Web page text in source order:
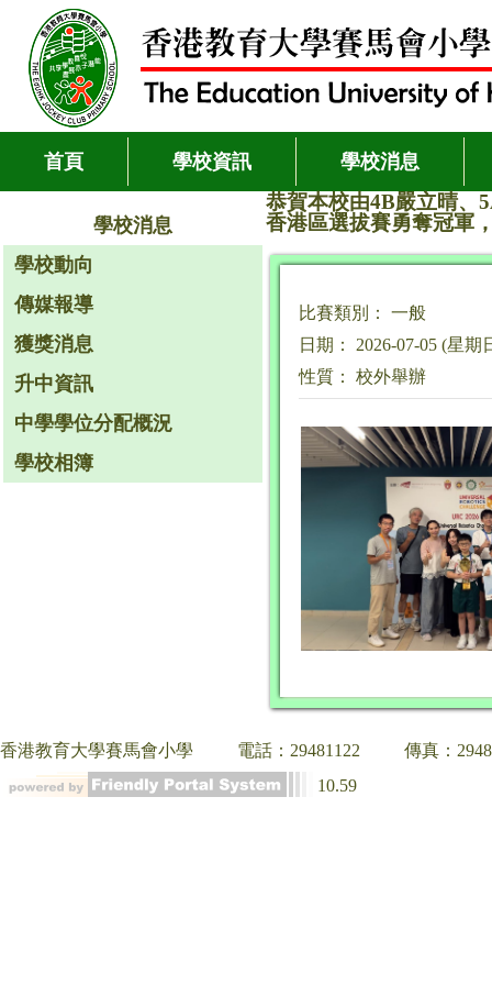
首頁 學校資訊 學校消息
學校消息
學校動向
傳媒報導
獲獎消息
升中資訊
中學學位分配概況
學校相簿
恭賀本校由4B嚴立晴、
香港區選拔賽勇奪冠軍
比賽類別： 一般
日期： 2026-07-05 (星期
性質： 校外舉辦
香港教育大學賽馬會小學 電話：29481122
傳真：
10.59